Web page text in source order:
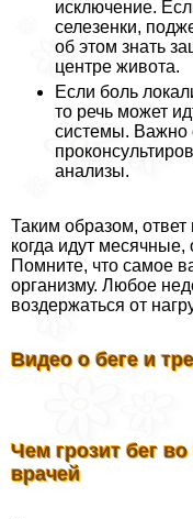
исключение.
селезенки,
об этом знать
центре живота.
Если боль
то речь может
системы. Важно
анализы.
Таким образом,
когда идут мecячные,
Помните, что самое
организму. Любое
воздержаться от
Видео о беге и
Чем грозит бег
врачей